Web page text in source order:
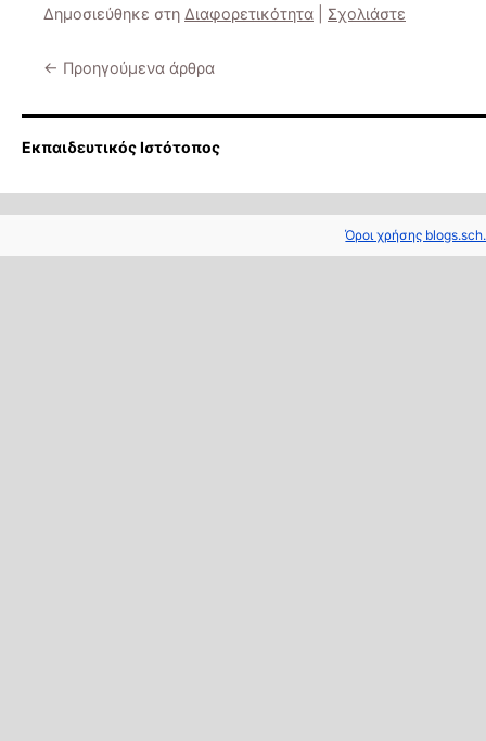
Δημοσιεύθηκε στη Διαφορετικότητα Σχολιάστε
← Προηγούμενα άρθρα
Εκπαιδευτικός Ιστότοπος
Όροι χρήσης